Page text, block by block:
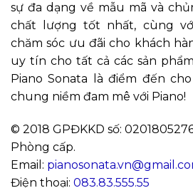
sự đa dạng về mẫu mã và
chất lượng tốt nhất, cùng
chăm sóc ưu đãi cho khách
uy tín cho tất cả các sản
Piano Sonata là điểm đến
chung niềm đam mê với Piano!
© 2018 GPĐKKD số:
Phòng cấp.
Email:
Điện thoại: 083.83.555.55